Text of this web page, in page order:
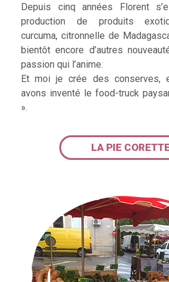
Depuis cinq années Florent
production de produits
curcuma, citronnelle de
bientôt encore d’autres
passion qui l’anime.
Et moi je crée des conserves,
avons inventé le food-truck
».
LA PIE